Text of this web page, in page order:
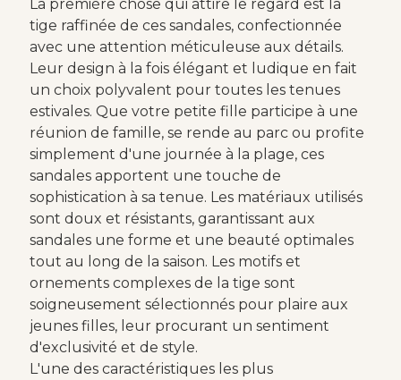
La première chose qui attire le regard est la
tige raffinée de ces sandales, confectionnée
avec une attention méticuleuse aux détails.
Leur design à la fois élégant et ludique en fait
un choix polyvalent pour toutes les tenues
estivales. Que votre petite fille participe à une
réunion de famille, se rende au parc ou profite
simplement d'une journée à la plage, ces
sandales apportent une touche de
sophistication à sa tenue. Les matériaux utilisés
sont doux et résistants, garantissant aux
sandales une forme et une beauté optimales
tout au long de la saison. Les motifs et
ornements complexes de la tige sont
soigneusement sélectionnés pour plaire aux
jeunes filles, leur procurant un sentiment
d'exclusivité et de style.
L'une des caractéristiques les plus